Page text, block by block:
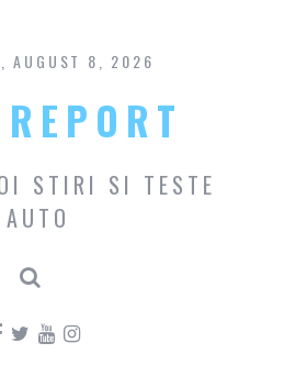
content
AUGUST 8, 2026
STIRI SI TESTE
AUTO